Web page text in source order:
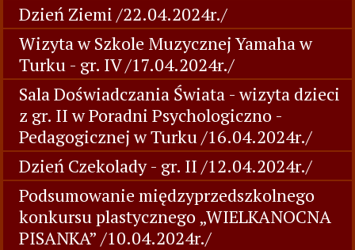
Dzień Ziemi /22.04.2024r./
Wizyta w Szkole Muzycznej Yamaha w
Turku - gr. IV /17.04.2024r./
Sala Doświadczania Świata - wizyta dzieci
z gr. II w Poradni Psychologiczno -
Pedagogicznej w Turku /16.04.2024r./
Dzień Czekolady - gr. II /12.04.2024r./
Podsumowanie międzyprzedszkolnego
konkursu plastycznego „WIELKANOCNA
PISANKA” /10.04.2024r./